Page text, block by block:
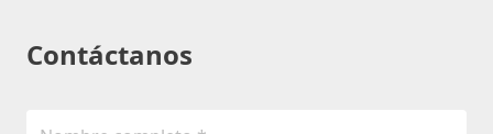
Contáctanos